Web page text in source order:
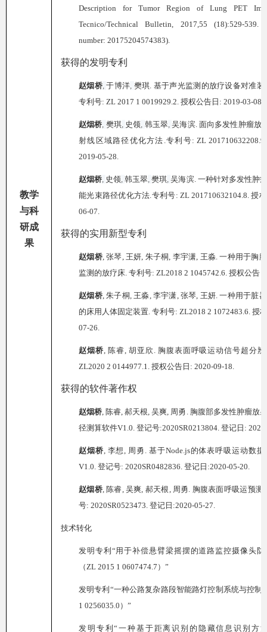
教学
与科
研成
果
Description for Tumor Region of Lung PET
Tecnico/Technical Bulletin, 2017,55 (18):529-539.
number: 20175204574383).
获得的发明专利
赵烟桥,于博洋 樊琪 基于声光监测的放疗设备对准
专利号: ZL 2017 1 0019929.2 授权公告日 : 2019-03-08.
赵烟桥 樊琪, 史领 韩玉翠 ,吴海滨. 面向多发性肿瘤放
射线区域路径优化方法 专利号: ZL 201710632208.9
2019-05-28.
赵烟桥 史领 ,韩玉翠 ,樊琪 ,吴海滨. 一种针对多发性肿
能光束路径优化方法 专利号: ZL 201710632104.8 .授
06-07.
获得的实用新型专利
赵烟桥, 张琴 王妍 朱子桐 李宇潇 王淼 .一种用于胸
监测的放疗床 专利号: ZL2018 2 1045742.6. 授权公告日
赵烟桥, 朱子桐 王淼 李宇潇 张琴 王妍 .一种用于脏
的床用人体固定装置 专利号: ZL2018 2 1072483.6. 授
07-26.
赵烟桥 陈睿 胡亚欣
胸腹表面呼吸运动信号超分
ZL2020 2 0144977.1. 授权公告日 : 2020-09-18.
获得的软件著作权
赵烟桥 陈睿 ,郝天根 ,吴爽 周勇
胸腹部多发性肿瘤放
径测算软件V1.0. 登记号:2020SR0213804. 登记日 :
赵烟桥 李想 周勇 基于Node.js的体表呼吸运动数据
V1.0. 登记号: 2020SR0482836. 登记日 :2020-05-20.
赵烟桥, 陈睿 吴爽 郝天根 周勇
胸腹表面呼吸运预测
号: 2020SR0523473. 登记日 :2020-05-27.
技术转化
发明专利“用于补偿悬臂梁摇摆的道路监控摄像头
（ ZL 2015 1 0607474.7 ）”
发明专利“一种公路复杂路段智能路灯控制系统与控制
1 0256035.0 ）”
发明专利“一种基于距离识别的隐藏信息识别方